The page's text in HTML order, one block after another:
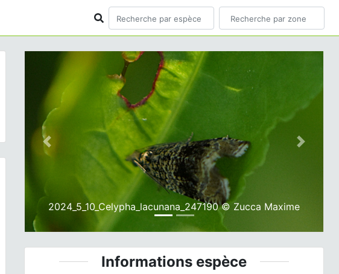
2024_5_10_Celypha_lacunana_247190 © Zucca Maxime
Previous Next
Informations espèce